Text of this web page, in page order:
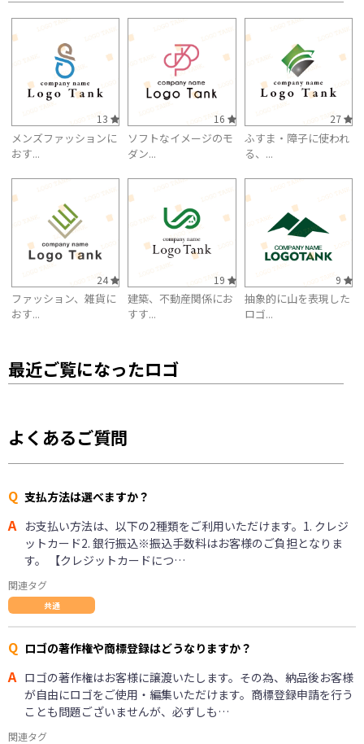
13
メンズファッションに
おす...
16
ソフトなイメージのモ
ダン...
27
ふすま・障子に使われ
る、...
24
ファッション、雑貨に
おす...
19
建築、不動産関係にお
すす...
9
抽象的に山を表現した
ロゴ...
最近ご覧になったロゴ
よくあるご質問
Q 支払方法は選べますか？
A お支払い方法は、以下の2種類をご利用いただけます。1. クレジ
ットカード2. 銀行振込※振込手数料はお客様のご負担となりま
す。 【クレジットカードにつ…
関連タグ
共通
Q ロゴの著作権や商標登録はどうなりますか？
A ロゴの著作権はお客様に譲渡いたします。その為、納品後お客様
が自由にロゴをご使用・編集いただけます。商標登録申請を行う
ことも問題ございませんが、必ずしも…
関連タグ